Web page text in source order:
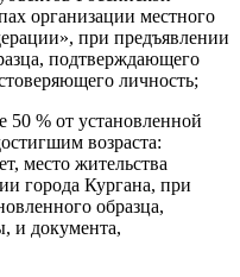
организации местного
при предъявлении
подтверждающего
личность;
50 % от установленной
возраста:
место жительства
города Кургана, при
образца,
и документа,